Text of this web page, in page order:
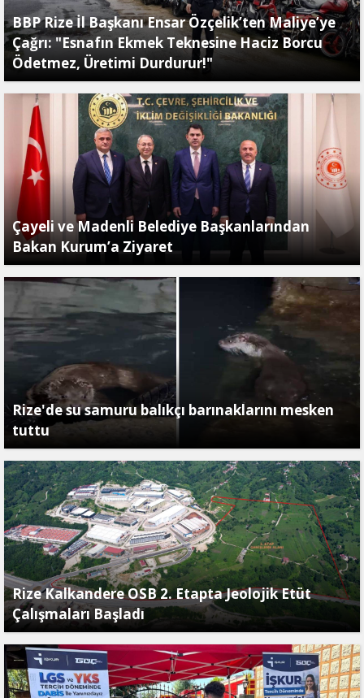
BBP Rize İl Başkanı Ensar Özçelik’ten Maliye’ye
Çağrı: "Esnafın Ekmek Teknesine Haciz Borcu
Ödetmez, Üretimi Durdurur!"
Çayeli ve Madenli Belediye Başkanlarından
Bakan Kurum’a Ziyaret
Rize'de su samuru balıkçı barınaklarını mesken
tuttu
Rize Kalkandere OSB 2. Etapta Jeolojik Etüt
Çalışmaları Başladı